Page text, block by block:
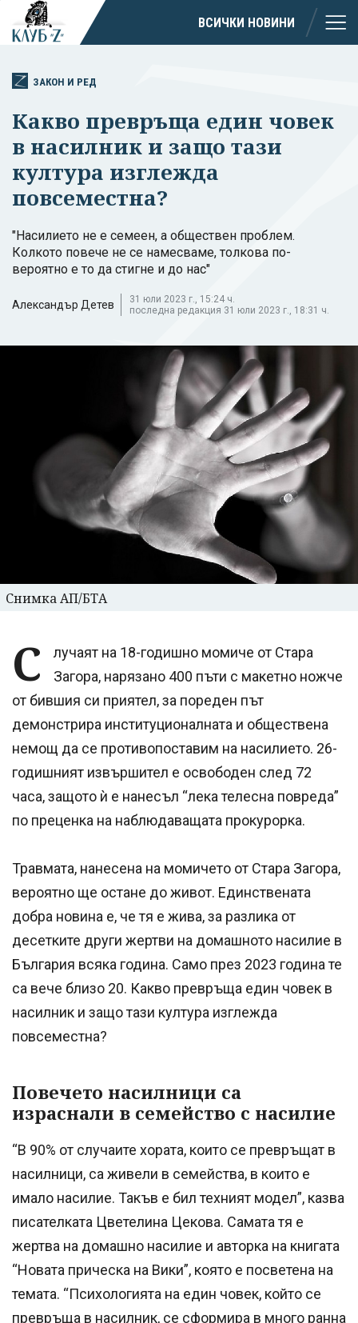
ВСИЧКИ НОВИНИ
ЗАКОН И РЕД
Какво превръща един човек
в насилник и защо тази
култура изглежда
повсеместна?
"Насилието не е семеен, а обществен проблем.
Колкото повече не се намесваме, толкова по-
вероятно е то да стигне и до нас"
Александър Детев
31 юли 2023 г., 15:24 ч.
последна редакция 31 юли 2023 г., 18:31 ч.
Снимка АП/БТА
С
лучаят на 18-годишно момиче от Стара
Загора, нарязано 400 пъти с макетно ножче
от бившия си приятел, за пореден път
демонстрира институционалната и обществена
немощ да се противопоставим на насилието. 26-
годишният извършител е освободен след 72
часа, защото ѝ е нанесъл “лека телесна повреда”
по преценка на наблюдаващата прокурорка.
Травмата, нанесена на момичето от Стара Загора,
вероятно ще остане до живот. Единствената
добра новина е, че тя е жива, за разлика от
десетките други жертви на домашното насилие в
България всяка година. Само през 2023 година те
са вече близо 20. Какво превръща един човек в
насилник и защо тази култура изглежда
повсеместна?
Повечето насилници са
израснали в семейство с насилие
“В 90% от случаите хората, които се превръщат в
насилници, са живели в семейства, в които е
имало насилие. Такъв е бил техният модел”, казва
писателката Цветелина Цекова. Самата тя е
жертва на домашно насилие и авторка на книгата
“Новата прическа на Вики”, която е посветена на
темата. “Психологията на един човек, който се
превръща в насилник, се сформира в много ранна